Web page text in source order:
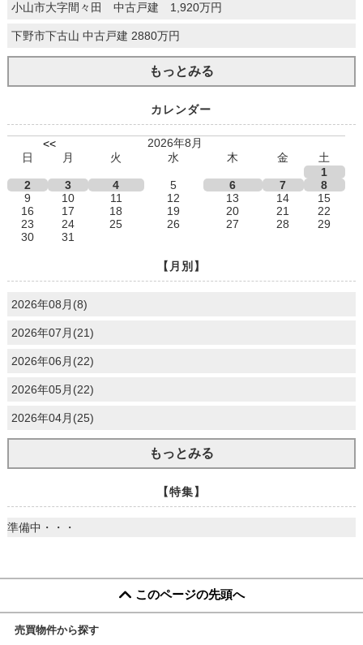
小山市大字間々田 中古戸建 1,920万円
下野市下古山 中古戸建 2880万円
もっとみる
カレンダー
<<
2026年8月
日
月 火 水 木 金
土
1
2
3 4 5 6 7
8
9
10 11 12 13 14
15
16
17 18 19 20 21
22
23
24 25 26 27 28
29
30
31
【月別】
2026年08月(8)
2026年07月(21)
2026年06月(22)
2026年05月(22)
2026年04月(25)
もっとみる
【特集】
準備中・・・
このページの先頭へ
売買物件から探す